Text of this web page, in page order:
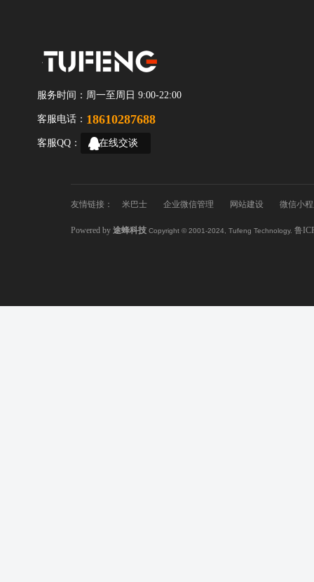
服务时间： 周一至周日 9:00-22:00
客服电话： 18610287688
客服QQ： 在线交谈
友情链接： 米巴士 企业微信管理 网站建设 微信小
Powered by途蜂科技 Copyright © 2001-2024, Tufeng Technology. 鲁